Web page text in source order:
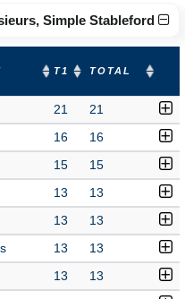
Simple Stableford
T1 TOTAL
21 21
16 16
15 15
13 13
13 13
13 13
13 13